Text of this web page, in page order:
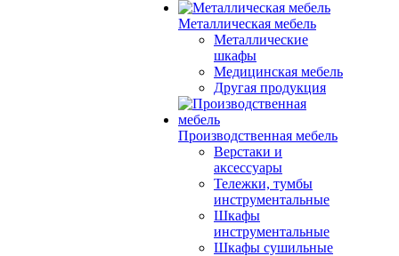
Металлическая мебель
Металлические
шкафы
Медицинская мебель
Другая продукция
Производственная мебель
Верстаки и
аксессуары
Тележки, тумбы
инструментальные
Шкафы
инструментальные
Шкафы сушильные